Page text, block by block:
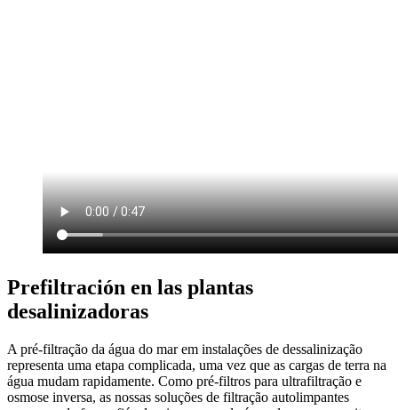
Prefiltración en las plantas
desalinizadoras
A pré-filtração da água do mar em instalações de dessalinização
representa uma etapa complicada, uma vez que as cargas de terra na
água mudam rapidamente. Como pré-filtros para ultrafiltração e
osmose inversa, as nossas soluções de filtração autolimpantes